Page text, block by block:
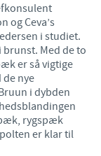
og Ceva’s
i studiet.
brunst. Med de to
er så vigtige
nye
i dybden
rygspæk
er klar til